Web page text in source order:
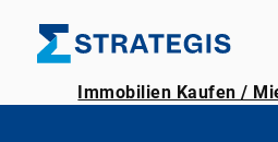
Immobilien Kaufen /